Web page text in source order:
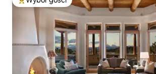
Najpopularniejsze z kategorii Wybór gości